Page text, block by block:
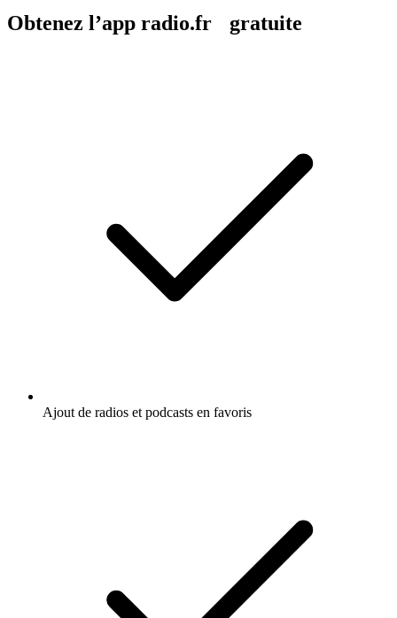
Obtenez l’app radio.fr gratuite
Ajout de radios et podcasts en favoris